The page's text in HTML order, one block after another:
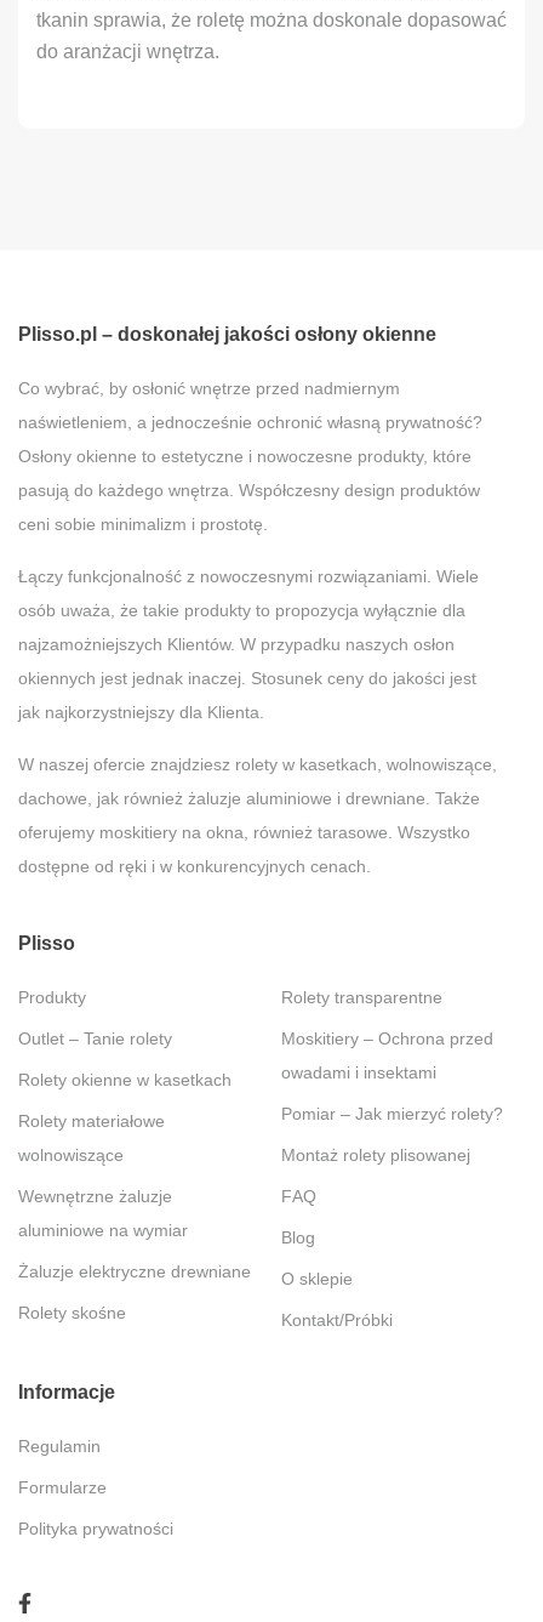
tkanin sprawia, że roletę można doskonale dopasować
do aranżacji wnętrza.
Plisso.pl – doskonałej jakości osłony okienne
Co wybrać, by osłonić wnętrze przed nadmiernym
naświetleniem, a jednocześnie ochronić własną prywatność?
Osłony okienne to estetyczne i nowoczesne produkty, które
pasują do każdego wnętrza. Współczesny design produktów
ceni sobie minimalizm i prostotę.
Łączy funkcjonalność z nowoczesnymi rozwiązaniami. Wiele
osób uważa, że takie produkty to propozycja wyłącznie dla
najzamożniejszych Klientów. W przypadku naszych osłon
okiennych jest jednak inaczej. Stosunek ceny do jakości jest
jak najkorzystniejszy dla Klienta.
W naszej ofercie znajdziesz rolety w kasetkach, wolnowiszące,
dachowe, jak również żaluzje aluminiowe i drewniane. Także
oferujemy moskitiery na okna, również tarasowe. Wszystko
dostępne od ręki i w konkurencyjnych cenach.
Plisso
Produkty
Outlet – Tanie rolety
Rolety okienne w kasetkach
Rolety materiałowe
wolnowiszące
Wewnętrzne żaluzje
aluminiowe na wymiar
Żaluzje elektryczne drewniane
Rolety skośne
Rolety transparentne
Moskitiery – Ochrona przed
owadami i insektami
Pomiar – Jak mierzyć rolety?
Montaż rolety plisowanej
FAQ
Blog
O sklepie
Kontakt/Próbki
Informacje
Regulamin
Formularze
Polityka prywatności